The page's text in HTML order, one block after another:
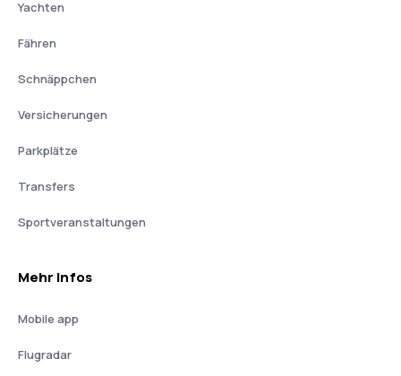
Yachten
Fähren
Schnäppchen
Versicherungen
Parkplätze
Transfers
Sportveranstaltungen
Mehr Infos
Mobile app
Flugradar